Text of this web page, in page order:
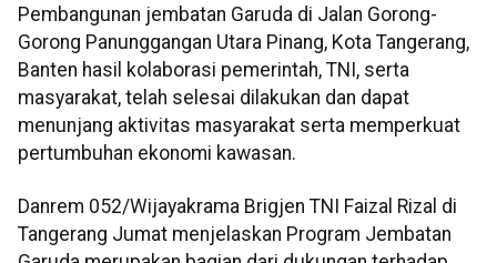
Pembangunan jembatan Garuda di Jalan Gorong-
Gorong Panunggangan Utara Pinang, Kota Tangerang,
Banten hasil kolaborasi pemerintah, TNI, serta
masyarakat, telah selesai dilakukan dan dapat
menunjang aktivitas masyarakat serta memperkuat
pertumbuhan ekonomi kawasan.
Danrem 052/Wijayakrama Brigjen TNI Faizal Rizal di
Tangerang Jumat menjelaskan Program Jembatan